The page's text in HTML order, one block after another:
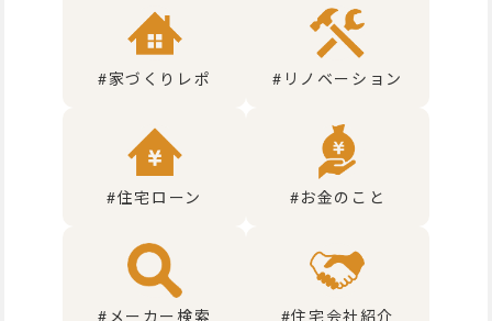
#家づくりレポ #リノベーション
#住宅ローン #お金のこと
#メーカー検索 #住宅会社紹介